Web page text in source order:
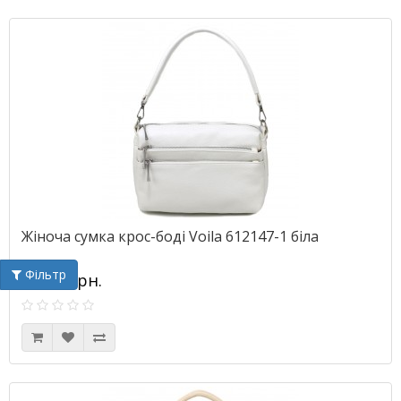
Жіноча сумка крос-боді Voila 612147-1 біла
880.00грн.
Фільтр